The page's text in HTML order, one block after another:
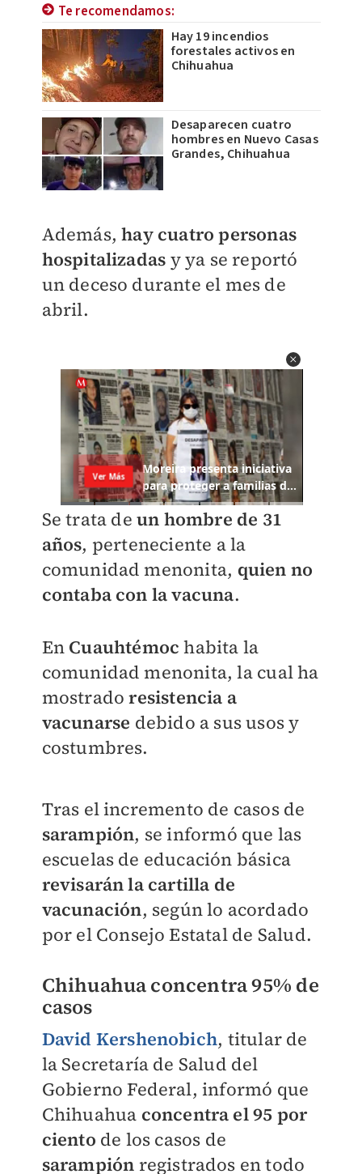
Te recomendamos:
Hay 19 incendios
forestales activos en
Chihuahua
Desaparecen cuatro
hombres en Nuevo Casas
Grandes, Chihuahua
Además,hay cuatro personas
hospitalizadas y ya se reportó
un deceso durante el mes de
abril.
Se trata de un hombre de 31
años, perteneciente a la
comunidad menonita, quien no
contaba con la vacuna.
En Cuauhtémochabita la
comunidad menonita, la cual ha
mostradoresistencia a
vacunarse debido a sus usos y
costumbres.
Tras el incremento de casos de
sarampión, se informó que las
escuelas de educación básica
revisarán la cartilla de
vacunación, según lo acordado
por el Consejo Estatal de Salud.
Chihuahua concentra 95% de
casos
David Kershenobich, titular de
la Secretaría de Salud del
Gobierno Federal, informó que
Chihuahua concentra el 95 por
ciento de los casos de
sarampión registrados en todo